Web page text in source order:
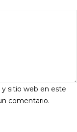
sitio web en este
comentario.